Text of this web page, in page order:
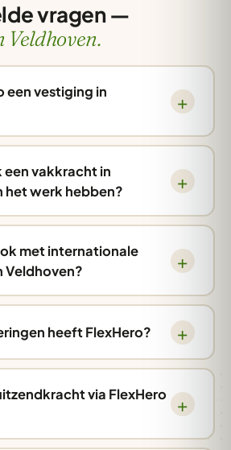
vragen —
een vestiging in
een vakkracht in
het werk hebben?
met internationale
Veldhoven?
heeft FlexHero?
via FlexHero